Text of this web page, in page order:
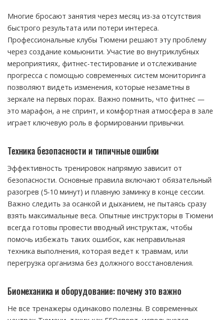
Многие бросают занятия через месяц из-за отсутствия
быстрого результата или потери интереса.
Профессиональные клубы Тюмени решают эту проблему
через создание комьюнити. Участие во внутриклубных
мероприятиях, фитнес-тестирование и отслеживание
прогресса с помощью современных систем мониторинга
позволяют видеть изменения, которые незаметны в
зеркале на первых порах. Важно помнить, что фитнес —
это марафон, а не спринт, и комфортная атмосфера в зале
играет ключевую роль в формировании привычки.
Техника безопасности и типичные ошибки
Эффективность тренировок напрямую зависит от
безопасности. Основные правила включают обязательный
разогрев (5-10 минут) и плавную заминку в конце сессии.
Важно следить за осанкой и дыханием, не пытаясь сразу
взять максимальные веса. Опытные инструкторы в Тюмени
всегда готовы провести вводный инструктаж, чтобы
помочь избежать таких ошибок, как неправильная
техника выполнения, которая ведет к травмам, или
перегрузка организма без должного восстановления.
Биомеханика и оборудование: почему это важно
Не все тренажеры одинаково полезны. В современных